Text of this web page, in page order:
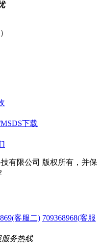
下载
有限公司 版权所有，并保
客服二) 709368968(客服
务热线